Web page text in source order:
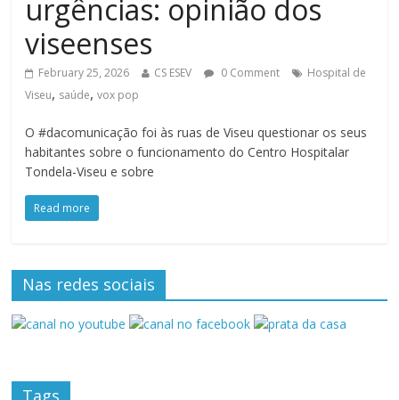
urgências: opinião dos
viseenses
February 25, 2026 CS ESEV 0 Comment
Hospital de
Viseu, saúde,vox pop
O #dacomunicação foi às ruas de Viseu questionar os seus
habitantes sobre o funcionamento do Centro Hospitalar
Tondela-Viseu e sobre
Read more
Nas redes sociais
Tags